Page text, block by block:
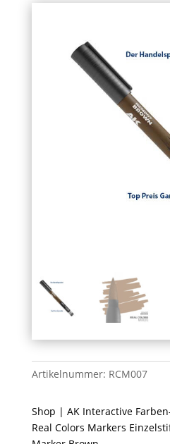
Artikelnummer: RCM007
Shop | AK Interactive
Real Colors Markers